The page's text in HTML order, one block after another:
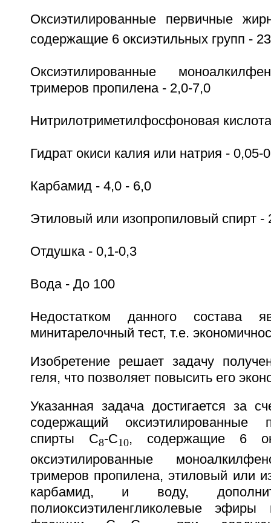
Оксиэтилированные первичные
содержащие 6 оксиэтильных групп -
Оксиэтилированные
тримеров пропилена - 2,0-7,0
Нитрилотриметилфосфоновая
Гидрат окиси калия или натрия - 0,05-
Карбамид - 4,0 - 6,0
Этиловый или изопропиловый спирт -
Отдушка - 0,1-0,3
Вода - До 100
Недостатком данного состава
минитарелочный тест, т.е.
Изобретение решает задачу
геля, что позволяет повысить его
Указанная задача достигается за
содержащий оксиэтилированные
спирты C8-С10, содержащие 6
оксиэтилированные
тримеров пропилена, этиловый или
карбамид, и воду,
полиоксиэтиленгликолевые эфиры